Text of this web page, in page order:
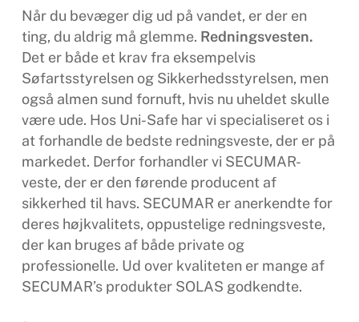
Når du bevæger dig ud på vandet, er der en
ting, du aldrig må glemme. Redningsvesten.
Det er både et krav fra eksempelvis
Søfartsstyrelsen og Sikkerhedsstyrelsen, men
også almen sund fornuft, hvis nu uheldet skulle
være ude. Hos Uni-Safe har vi specialiseret os i
at forhandle de bedste redningsveste, der er på
markedet. Derfor forhandler vi SECUMAR-
veste, der er den førende producent af
sikkerhed til havs. SECUMAR er anerkendte for
deres højkvalitets, oppustelige redningsveste,
der kan bruges af både private og
professionelle. Ud over kvaliteten er mange af
SECUMAR’s produkter SOLAS godkendte.